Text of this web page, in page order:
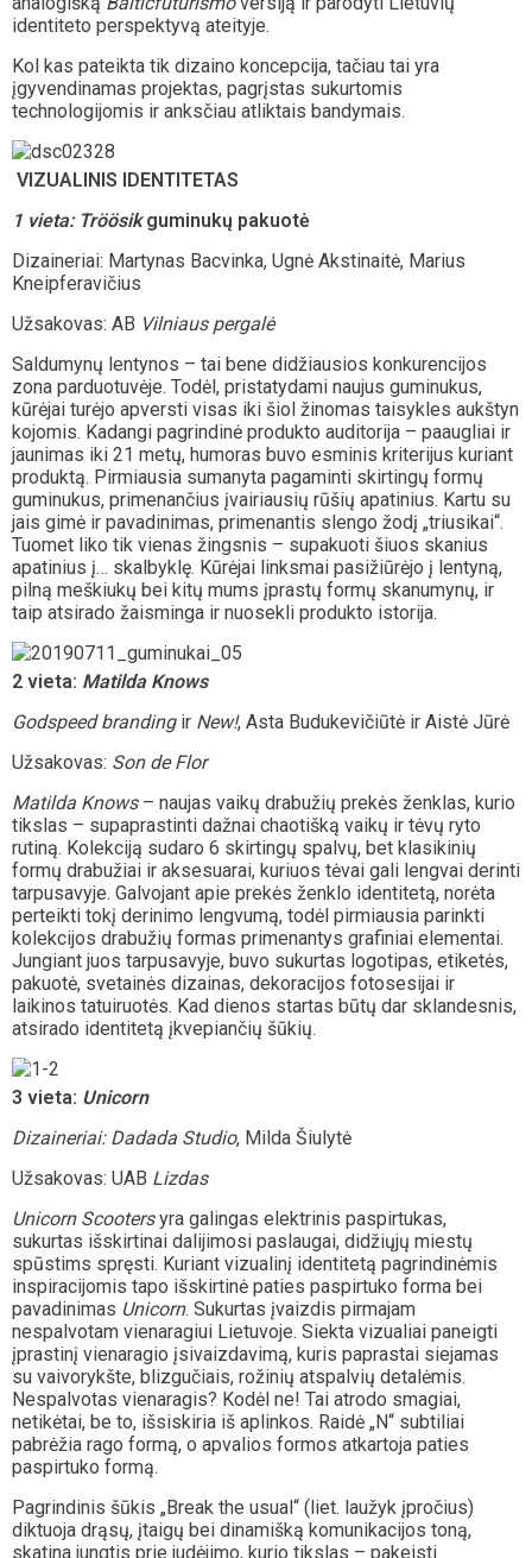
identiteto perspektyvą ateityje.
Kol kas pateikta tik dizaino koncepcija, tačiau tai yra
įgyvendinamas projektas, pagrįstas sukurtomis
technologijomis ir anksčiau atliktais bandymais.
VIZUALINIS IDENTITETAS
1 vieta: Tröösikguminukų pakuotė
Dizaineriai: Martynas Bacvinka, Ugnė Akstinaitė, Marius
Kneipferavičius
Užsakovas: AB Vilniaus pergalė
Saldumynų lentynos – tai bene didžiausios konkurencijos
zona parduotuvėje. Todėl, pristatydami naujus guminukus,
kūrėjai turėjo apversti visas iki šiol žinomas taisykles aukštyn
kojomis. Kadangi pagrindinė produkto auditorija – paaugliai ir
jaunimas iki 21 metų, humoras buvo esminis kriterijus kuriant
produktą. Pirmiausia sumanyta pagaminti skirtingų formų
guminukus, primenančius įvairiausių rūšių apatinius. Kartu su
jais gimė ir pavadinimas, primenantis slengo žodį „triusikai“.
Tuomet liko tik vienas žingsnis – supakuoti šiuos skanius
apatinius į… skalbyklę. Kūrėjai linksmai pasižiūrėjo į lentyną,
pilną meškiukų bei kitų mums įprastų formų skanumynų, ir
taip atsirado žaisminga ir nuosekli produkto istorija.
2 vieta: Matilda Knows
Godspeed brandingir New!, Asta Budukevičiūtė ir Aistė Jūrė
Užsakovas: Son de Flor
Matilda Knows– naujas vaikų drabužių prekės ženklas, kurio
tikslas – supaprastinti dažnai chaotišką vaikų ir tėvų ryto
rutiną. Kolekciją sudaro 6 skirtingų spalvų, bet klasikinių
formų drabužiai ir aksesuarai, kuriuos tėvai gali lengvai derinti
tarpusavyje. Galvojant apie prekės ženklo identitetą, norėta
perteikti tokį derinimo lengvumą, todėl pirmiausia parinkti
kolekcijos drabužių formas primenantys grafiniai elementai.
Jungiant juos tarpusavyje, buvo sukurtas logotipas, etiketės,
pakuotė, svetainės dizainas, dekoracijos fotosesijai ir
laikinos tatuiruotės. Kad dienos startas būtų dar sklandesnis,
atsirado identitetą įkvepiančių šūkių.
3 vieta: Unicorn
Dizaineriai: Dadada Studio, Milda Šiulytė
Užsakovas: UAB Lizdas
Unicorn Scootersyra galingas elektrinis paspirtukas,
sukurtas išskirtinai dalijimosi paslaugai, didžiųjų miestų
spūstims spręsti. Kuriant vizualinį identitetą pagrindinėmis
inspiracijomis tapo išskirtinė paties paspirtuko forma bei
pavadinimas Unicorn. Sukurtas įvaizdis pirmajam
nespalvotam vienaragiui Lietuvoje. Siekta vizualiai paneigti
įprastinį vienaragio įsivaizdavimą, kuris paprastai siejamas
su vaivorykšte, blizgučiais, rožinių atspalvių detalėmis.
Nespalvotas vienaragis? Kodėl ne! Tai atrodo smagiai,
netikėtai, be to, išsiskiria iš aplinkos. Raidė „N“ subtiliai
pabrėžia rago formą, o apvalios formos atkartoja paties
paspirtuko formą.
Pagrindinis šūkis „Break the usual“ (liet. laužyk įpročius)
diktuoja drąsų, įtaigų bei dinamišką komunikacijos toną,
skatina jungtis prie judėjimo, kurio tikslas – pakeisti